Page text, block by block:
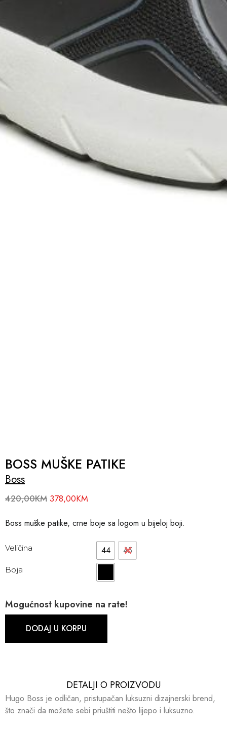
BOSS MUŠKE PATIKE
Boss
420,00KM 378,00KM
Boss muške patike, crne boje sa logom u bijeloj boji.
Veličina 44 45
Boja
Mogućnost kupovine na rate!
DODAJ U KORPU
DETALJI O PROIZVODU​​
Hugo Boss je odličan, pristupačan luksuzni dizajnerski brend,
što znači da možete sebi priuštiti nešto lijepo i luksuzno.